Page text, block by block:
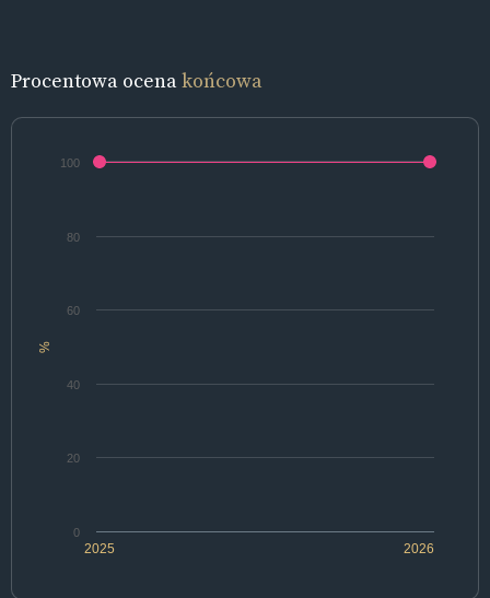
Procentowa ocenakońcowa
%
2025 2026
0
20
40
60
80
100